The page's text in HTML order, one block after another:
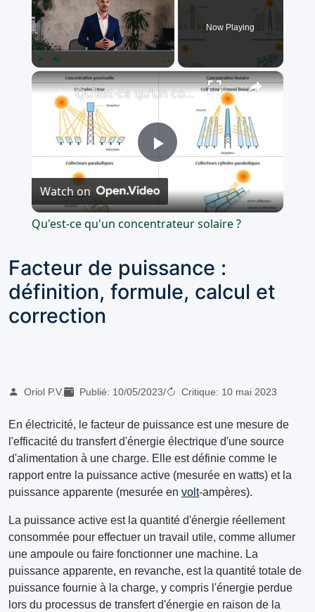
Play Unmute Fullscreen
Now Playing
×
Play
Video
Qu'est-ce qu'un concentrateur solaire ?
Watch on
Qu'est-ce qu'un concentrateur solaire ?
Facteur de puissance :
définition, formule, calcul et
correction
Oriol P.V. Publié: 10/05/2023/ Critique: 10 mai 2023
En électricité, le facteur de puissance est une mesure de
l'efficacité du transfert d'énergie électrique d'une source
d'alimentation à une charge. Elle est définie comme le
rapport entre la puissance active (mesurée en watts) et la
puissance apparente (mesurée en volt-ampères).
La puissance active est la quantité d'énergie réellement
consommée pour effectuer un travail utile, comme allumer
une ampoule ou faire fonctionner une machine. La
puissance apparente, en revanche, est la quantité totale de
puissance fournie à la charge, y compris l'énergie perdue
lors du processus de transfert d'énergie en raison de la